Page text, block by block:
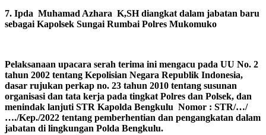
7. Ipda Muhamad Azhara K,SH diangkat dalam jabatan baru
sebagai Kapolsek Sungai Rumbai Polres Mukomuko
Pelaksanaan upacara serah terima ini mengacu pada UU No. 2
tahun 2002 tentang Kepolisian Negara Republik Indonesia,
dasar rujukan perkap no. 23 tahun 2010 tentang susunan
organisasi dan tata kerja pada tingkat Polres dan Polsek, dan
menindak lanjuti STR Kapolda Bengkulu Nomor : STR/…/
…./Kep./2022 tentang pemberhentian dan pengangkatan dalam
jabatan di lingkungan Polda Bengkulu.